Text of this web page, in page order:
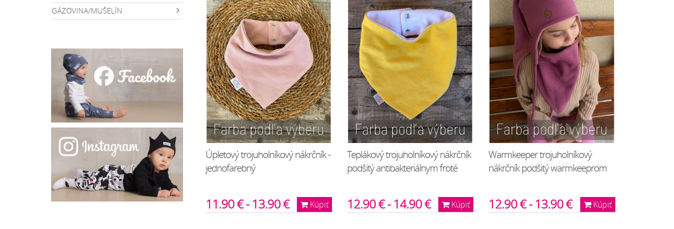
GÁZOVINA/MUŠELÍN
Úpletový trojuholníkový nákrčník -
jednofarebný
Kúpiť
11.90 € - 13.90 €
Teplákový trojuholníkový nákrčník
podšitý antibakteriálnym froté
Kúpiť
12.90 € - 14.90 €
Warmkeeper trojuholníkový
nákrčník podšitý warmkeeprom
Kúpiť
12.90 € - 13.90 €